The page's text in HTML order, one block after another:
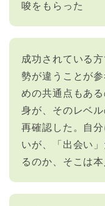
唆をもらった
成功されている
勢が違うことが
めの共通点もあ
身が、そのレベ
再確認した。自
いが、「出会い
るのか、そこは